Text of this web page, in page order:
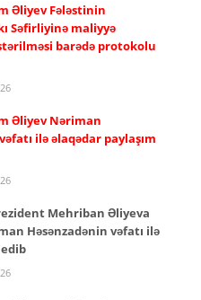
Əliyev Fələstinin
Səfirliyinə maliyyə
barədə protokolu
Əliyev Nəriman
ilə əlaqədar paylaşım
Mehriban Əliyeva
Həsənzadənin vəfatı ilə
edib